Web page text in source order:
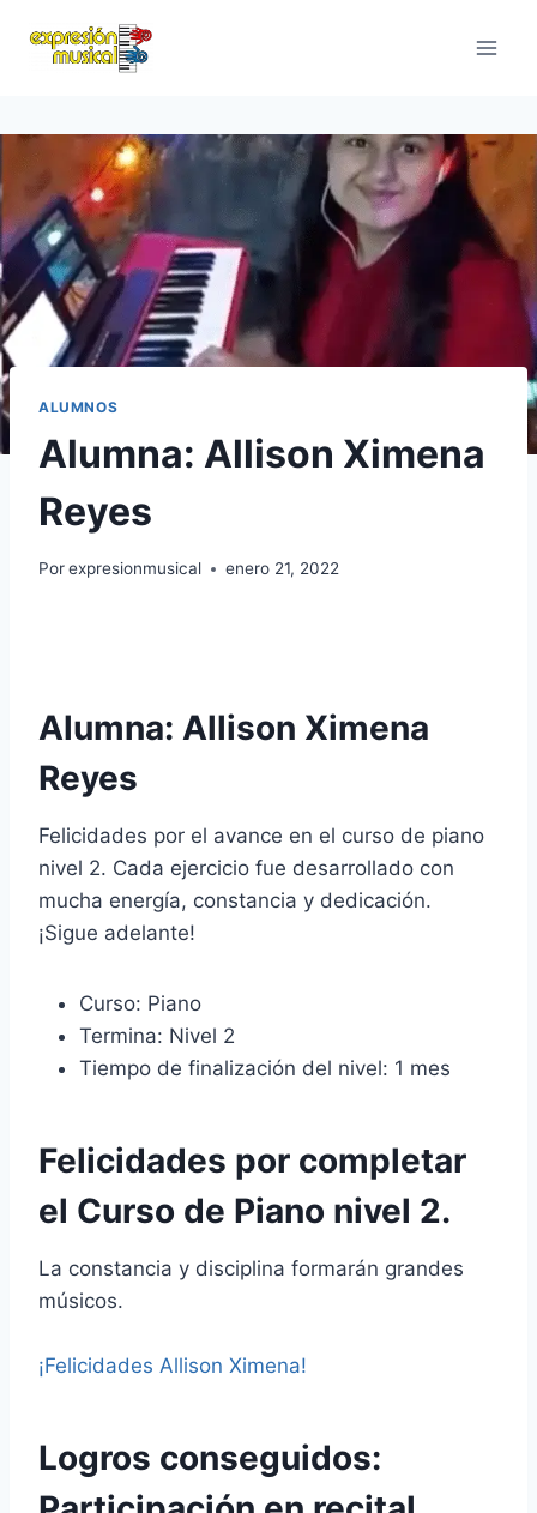
ALUMNOS
Alumna: Allison Ximena
Reyes
Porexpresionmusical enero 21, 2022
Alumna: Allison Ximena
Reyes
Felicidades por el avance en el curso de piano
nivel 2. Cada ejercicio fue desarrollado con
mucha energía, constancia y dedicación.
¡Sigue adelante!
Curso: Piano
Termina: Nivel 2
Tiempo de finalización del nivel: 1 mes
Felicidades por completar
el Curso de Piano nivel 2.
La constancia y disciplina formarán grandes
músicos.
¡Felicidades Allison Ximena!
Logros conseguidos: